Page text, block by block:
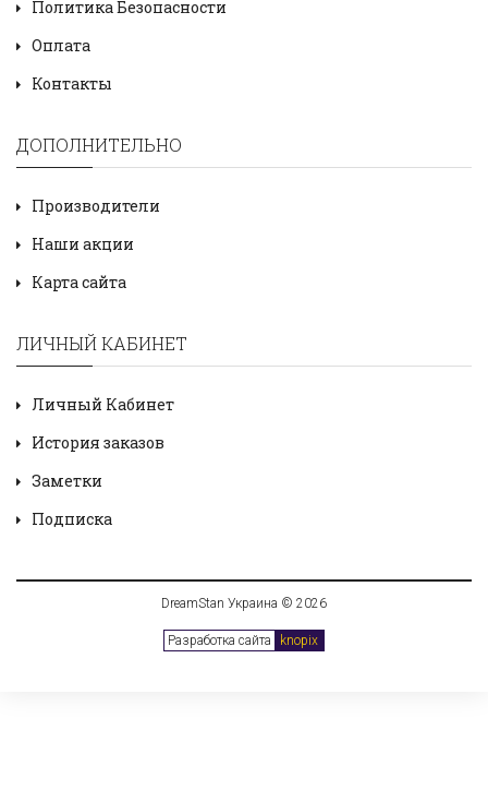
Политика Безопасности
Оплата
Контакты
ДОПОЛНИТЕЛЬНО
Производители
Наши акции
Карта сайта
ЛИЧНЫЙ КАБИНЕТ
Личный Кабинет
История заказов
Заметки
Подписка
DreamStan Украина © 2026
Разработка сайта knopix